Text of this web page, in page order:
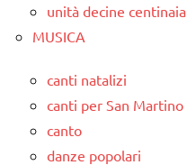
unità decine centinaia
MUSICA
canti natalizi
canti per San Martino
canto
danze popolari